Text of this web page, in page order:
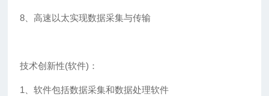
8、高速以太实现数据采集与传输
技术创新性(软件)：
1、软件包括数据采集和数据处理软件